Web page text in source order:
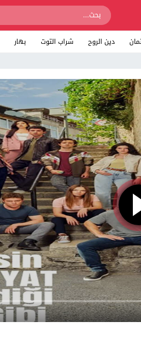
دين الروح شراب التوت بهار